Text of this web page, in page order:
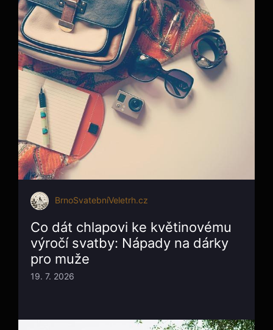
BrnoSvatebníVeletrh.cz
Co dát chlapovi ke květinovému
výročí svatby: Nápady na dárky
pro muže
19. 7. 2026